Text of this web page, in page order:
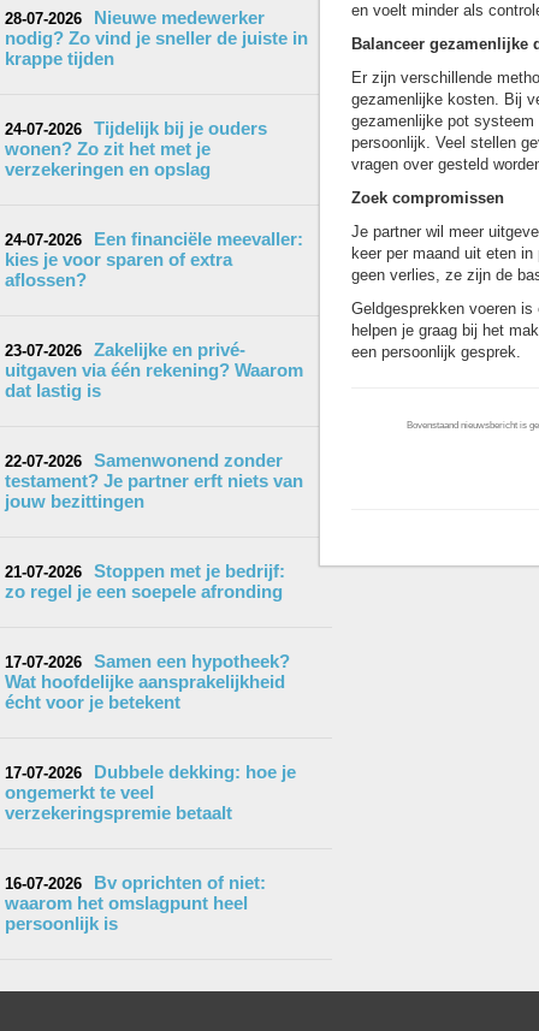
28-07-2026
Nieuwe medewerker
nodig? Zo vind je sneller de juiste in
krappe tijden
24-07-2026
Tijdelijk bij je ouders
wonen? Zo zit het met je
verzekeringen en opslag
24-07-2026
Een financiële meevaller:
kies je voor sparen of extra
aflossen?
23-07-2026
Zakelijke en privé-
uitgaven via één rekening? Waarom
dat lastig is
22-07-2026
Samenwonend zonder
testament? Je partner erft niets van
jouw bezittingen
21-07-2026
Stoppen met je bedrijf:
zo regel je een soepele afronding
17-07-2026
Samen een hypotheek?
Wat hoofdelijke aansprakelijkheid
écht voor je betekent
17-07-2026
Dubbele dekking: hoe je
ongemerkt te veel
verzekeringspremie betaalt
16-07-2026
Bv oprichten of niet:
waarom het omslagpunt heel
persoonlijk is
en voelt minder als
Balanceer
Er zijn verschillende
gezamenlijke kosten. Bij
gezamenlijke pot
persoonlijk. Veel stellen
vragen over gesteld
Zoek compromissen
Je partner wil meer
keer per maand uit eten
geen verlies, ze zijn de
Geldgesprekken voeren
helpen je graag bij het
een persoonlijk gesprek.
Bovenstaand nieuwsbericht is